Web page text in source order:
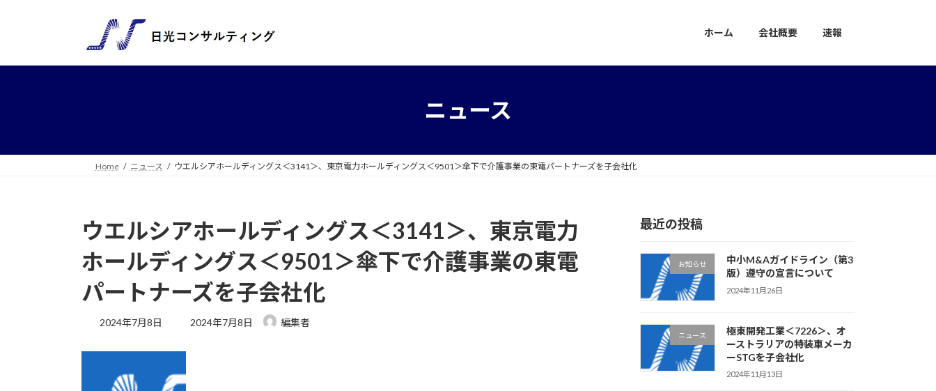
プ
動
ホーム 会社概要 速報
ニュース
Home ニュース ウエルシアホールディングス＜3141＞、東京電力ホールディングス＜9501＞傘下で介護事業の東電パートナーズを子会社化
ウエルシアホールディングス＜3141＞、東京電力
ホールディングス＜9501＞傘下で介護事業の東電
パートナーズを子会社化
2024年7月8日
最
2024年7月8日 編集者
最近の投稿
お知らせ
中小M&Aガイドライン（第3
版）遵守の宣言について
2024年11月26日
ニュース
極東開発工業＜7226＞、オ
ーストラリアの特装車メーカ
ーSTGを子会社化
2024年11月13日